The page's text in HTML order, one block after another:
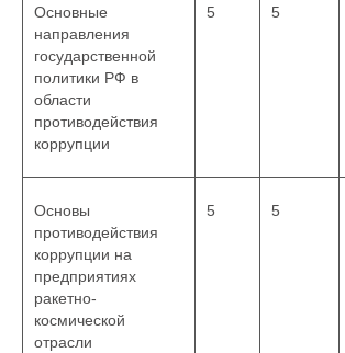
Основные
направления
государственной
политики РФ в
области
противодействия
коррупции
5 5
Основы
противодействия
коррупции на
предприятиях
ракетно-
космической
отрасли
5 5